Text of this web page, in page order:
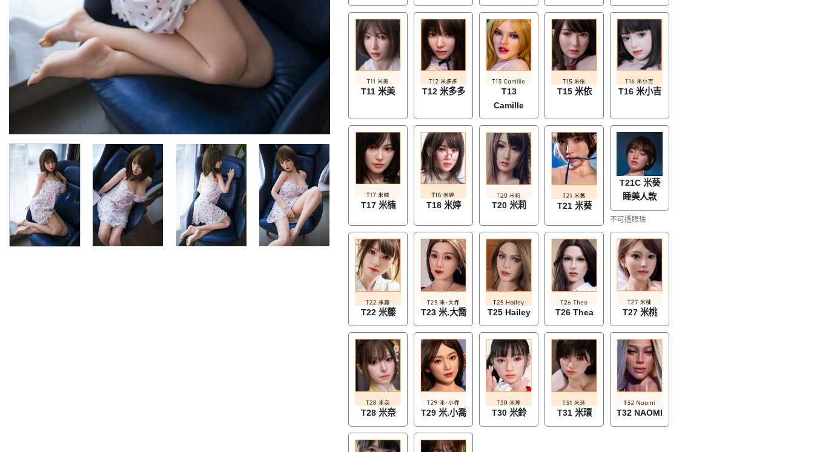
T11 米美 T12 米多多
T13
Camille
T15 米依 T16 米小吉
T17 米楠 T18 米婷 T20 米莉 T21 米葵
T21C 米葵
睡美人款
不可選眼珠
T22 米藤 T23 米.大喬 T25 Hailey T26 Thea T27 米桃
T28 米奈 T29 米.小喬 T30 米鈴 T31 米環 T32 NAOMI